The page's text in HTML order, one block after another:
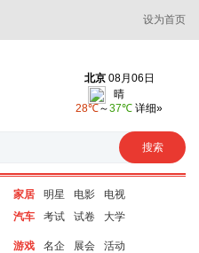
设为首页
家居 明星 电影
电视
汽车
考试 试卷 大学
游戏 名企 展会
活动